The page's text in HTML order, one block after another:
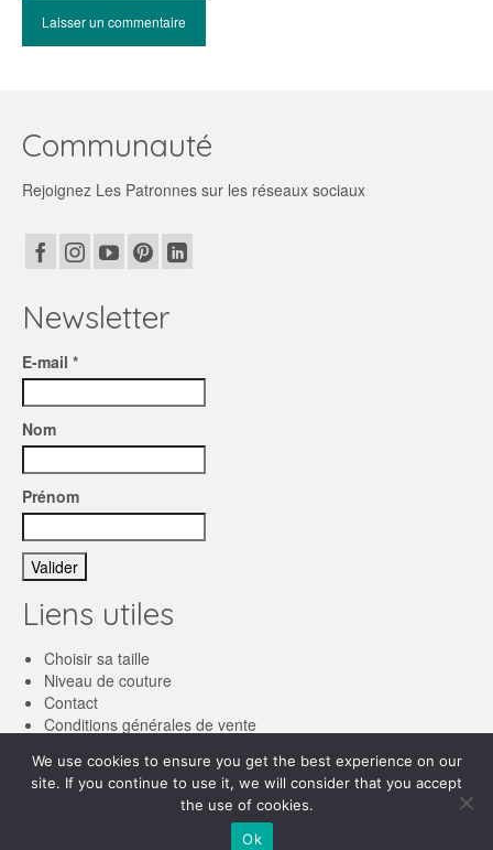
Communauté
Rejoignez Les Patronnes sur les réseaux sociaux
Newsletter
E-mail *
Nom
Prénom
Liens utiles
Choisir sa taille
Niveau de couture
Contact
Conditions générales de vente
We use cookies to ensure you get the best experience on our
site. If you continue to use it, we will consider that you accept
the use of cookies.
Ok